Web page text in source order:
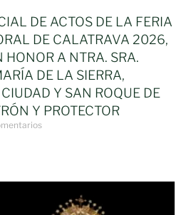
DE ACTOS DE LA FERIA
DE CALATRAVA 2026,
HONOR A NTRA. SRA.
DE LA SIERRA,
Y SAN ROQUE DE
Y PROTECTOR